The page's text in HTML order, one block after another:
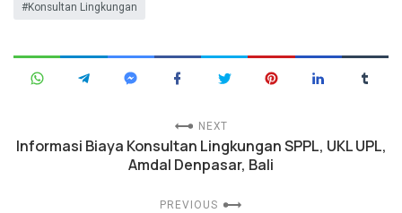
Konsultan Lingkungan
NEXT
Informasi Biaya Konsultan Lingkungan SPPL, UKL UPL,
Amdal Denpasar, Bali
PREVIOUS